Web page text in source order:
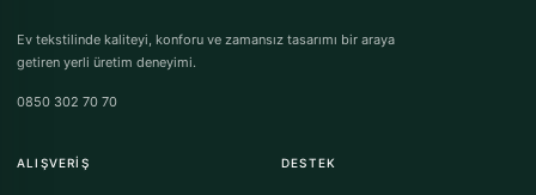
Ev tekstilinde kaliteyi, konforu ve zamansız tasarımı bir araya
getiren yerli üretim deneyimi.
0850 302 70 70
ALIŞVERIŞ DESTEK